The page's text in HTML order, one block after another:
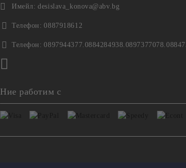
Имейл: desislava_konova@abv.bg
Телефон: 0887918612
Телефон:
Ние работим с